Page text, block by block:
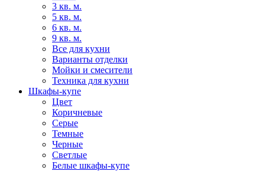
3 кв. м.
5 кв. м.
6 кв. м.
9 кв. м.
Все для кухни
Варианты отделки
Мойки и смесители
Техника для кухни
Шкафы-купе
Цвет
Коричневые
Серые
Темные
Черные
Светлые
Белые шкафы-купе